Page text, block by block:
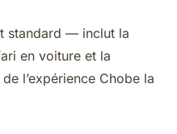
standard — inclut la
en voiture et la
l’expérience Chobe la